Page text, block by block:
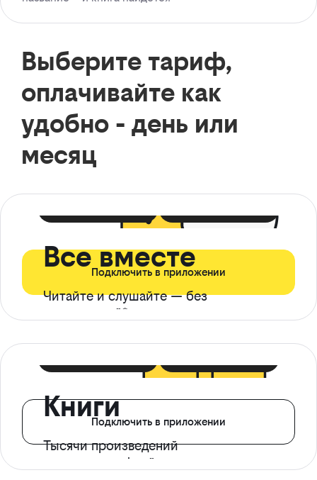
Выберите тариф,
оплачивайте как
удобно - день или
месяц
Все вместе
Читайте и слушайте — без
ограничений*
Подключить в приложении
Книги
Тысячи произведений
с доступом офлайн
Подключить в приложении